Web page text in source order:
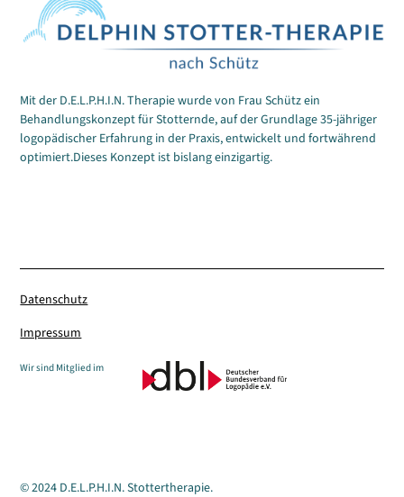
Mit der D.E.L.P.H.I.N. Therapie wurde von Frau Schütz ein
Behandlungskonzept für Stotternde, auf der Grundlage 35-jähriger
logopädischer Erfahrung in der Praxis, entwickelt und fortwährend
optimiert.Dieses Konzept ist bislang einzigartig.
Wir sind Mitglied im
Datenschutz
Impressum
© 2024 D.E.L.P.H.I.N. Stottertherapie.